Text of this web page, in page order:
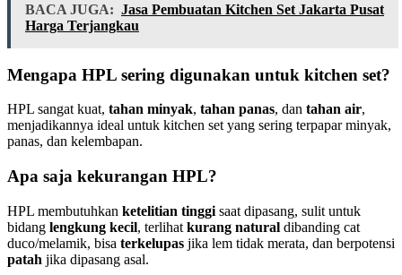
BACA JUGA: Jasa Pembuatan Kitchen Set Jakarta Pusat
Harga Terjangkau
Mengapa HPL sering digunakan untuk kitchen set?
HPL sangat kuat, tahan minyak, tahan panas, dan tahan air,
menjadikannya ideal untuk kitchen set yang sering terpapar minyak,
panas, dan kelembapan.
Apa saja kekurangan HPL?
HPL membutuhkan ketelitian tinggi saat dipasang, sulit untuk
bidang lengkung kecil, terlihat kurang natural dibanding cat
duco/melamik, bisa terkelupas jika lem tidak merata, dan berpotensi
patah jika dipasang asal.